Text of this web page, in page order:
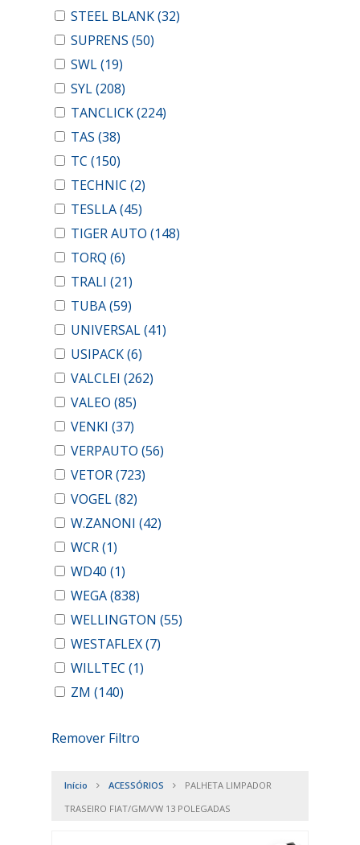
STEEL BLANK(32)
SUPRENS (50)
SWL(19)
SYL(208)
TANCLICK(224)
TAS (38)
TC (150)
TECHNIC (2)
TESLLA(45)
TIGER AUTO (148)
TORQ (6)
TRALI (21)
TUBA(59)
UNIVERSAL(41)
USIPACK(6)
VALCLEI (262)
VALEO (85)
VENKI (37)
VERPAUTO (56)
VETOR(723)
VOGEL(82)
W.ZANONI (42)
WCR(1)
WD40 (1)
WEGA(838)
WELLINGTON (55)
WESTAFLEX(7)
WILLTEC (1)
ZM (140)
Remover Filtro
Início ACESSÓRIOS
PALHETA LIMPADOR
TRASEIRO FIAT/GM/VW 13 POLEGADAS